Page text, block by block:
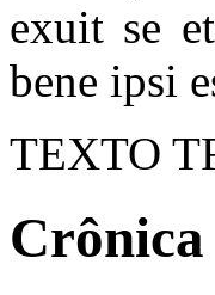
exuit se
bene ipsi
TEXTO
Crônica